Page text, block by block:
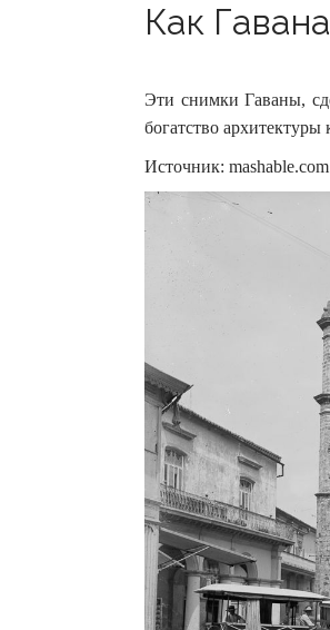
Как
Эти снимки Гаваны,
богатство
Источник: mashable.com